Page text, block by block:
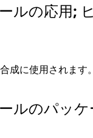
ルの応用;
成に使用されます。
ルのパッ